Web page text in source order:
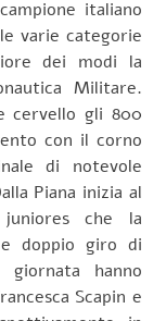
italiano
varie categorie
dei modi la
Militare.
cervello gli 800
con il corno
di notevole
Piana inizia al
che la
doppio giro di
giornata hanno
Scapin e